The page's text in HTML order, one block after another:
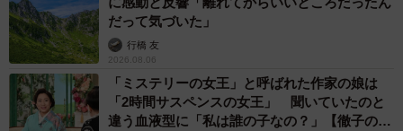
だって気づいた」
行橋 友
2026.08.06
「ミステリーの女王」と呼ばれた作家の娘は
「2時間サスペンスの女王」 聞いていたのと
違う血液型に「私は誰の子なの？」【徹子の部